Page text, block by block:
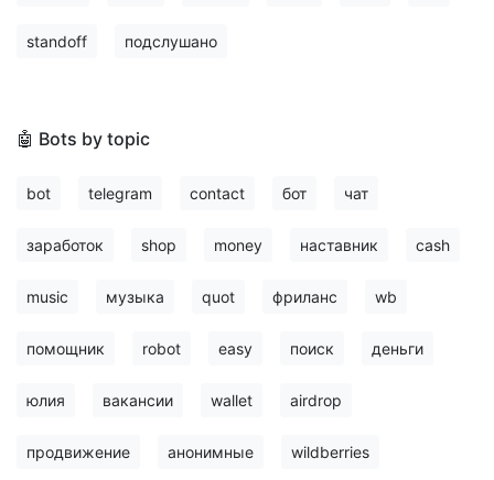
standoff подслушано
🤖 Bots by topic
bot telegram contact бот чат
заработок shop money наставник cash
music музыка quot фриланс wb
помощник robot easy поиск деньги
юлия вакансии wallet airdrop
продвижение анонимные wildberries